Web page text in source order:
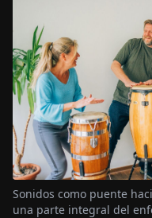
Sonidos como puente
una parte integral del